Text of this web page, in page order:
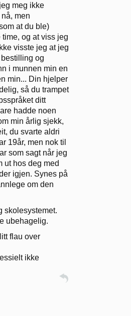
meg ikke
men
at du ble)
og at viss jeg
visste jeg at jeg
og
i munnen min en
min... Din hjelper
så du trampet
ditt
hadde noen
min årlig sjekk,
du svarte aldri
19år, men nok til
som sagt når jeg
ut hos deg med
igjen. Synes på
om den
skolesystemet.
ubehagelig.
flau over
ikke